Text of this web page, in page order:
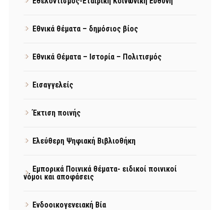
Εθνικά θέματα – δημόσιος βίος
Εθνικά Θέματα – Ιστορία – Πολιτισμός
Εισαγγελείς
Έκτιση ποινής
Ελεύθερη Ψηφιακή Βιβλιοθήκη
Εμπορικά Ποινικά θέματα- ειδικοί ποινικοί
νόμοι και αποφάσεις
Ενδοοικογενειακή Βία